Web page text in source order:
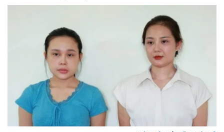
Pháp luật
Vụ án
Quân sự - Quốc phòng
Vũ khí